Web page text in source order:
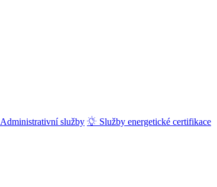
Administrativní služby
Služby energetické certifikace